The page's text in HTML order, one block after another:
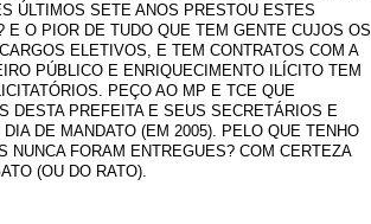
ÚLTIMOS SETE ANOS PRESTOU ESTES
E O PIOR DE TUDO QUE TEM GENTE CUJOS OS
ELETIVOS, E TEM CONTRATOS COM A
PÚBLICO E ENRIQUECIMENTO ILÍCITO TEM
PEÇO AO MP E TCE QUE
DESTA PREFEITA E SEUS SECRETÁRIOS E
DE MANDATO (EM 2005). PELO QUE TENHO
NUNCA FORAM ENTREGUES? COM CERTEZA
(OU DO RATO).